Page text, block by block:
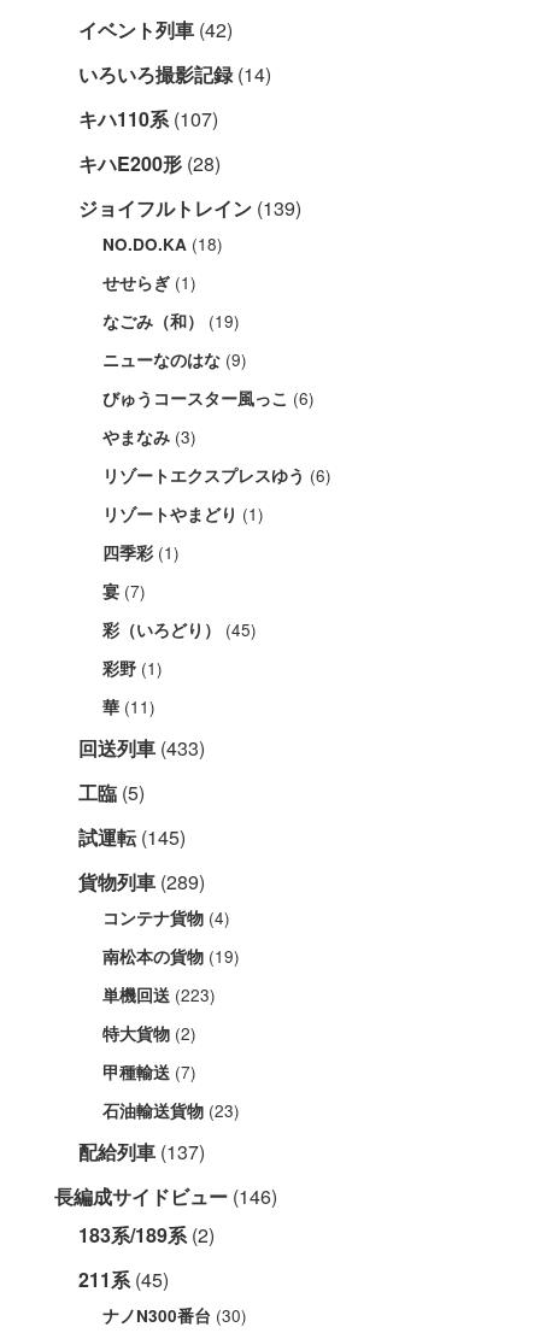
イベント列車 (42)
いろいろ撮影記録(14)
キハ110系(107)
キハE200形 (28)
ジョイフルトレイン (139)
NO.DO.KA (18)
せせらぎ (1)
なごみ（和） (19)
ニューなのはな (9)
びゅうコースター風っこ (6)
やまなみ (3)
リゾートエクスプレスゆう (6)
リゾートやまどり (1)
四季彩 (1)
宴 (7)
彩（いろどり） (45)
彩野 (1)
華 (11)
回送列車 (433)
工臨 (5)
試運転(145)
貨物列車 (289)
コンテナ貨物 (4)
南松本の貨物 (19)
単機回送 (223)
特大貨物 (2)
甲種輸送 (7)
石油輸送貨物 (23)
配給列車 (137)
長編成サイドビュー (146)
183系/189系(2)
211系(45)
ナノN300番台 (30)